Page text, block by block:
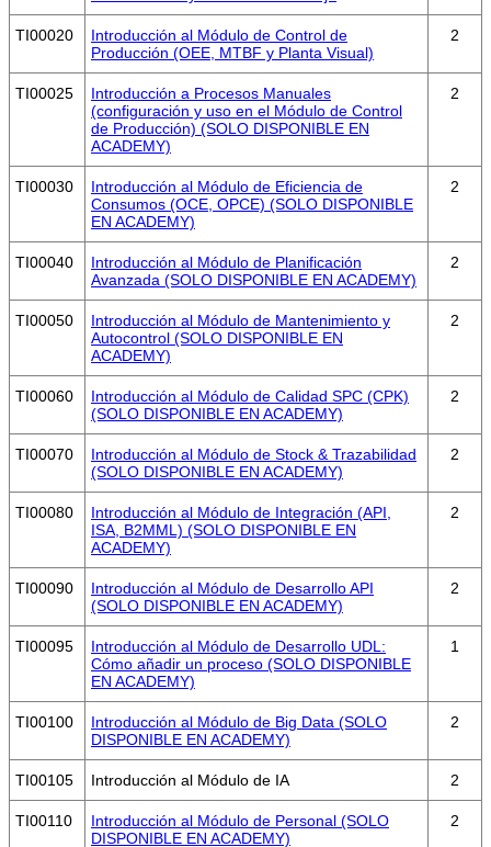
TI00020
Introducción al Módulo de Control de
Producción (OEE, MTBF y Planta Visual)
2
TI00025
Introducción a Procesos Manuales
(configuración y uso en el Módulo de Control
de Producción) (SOLO DISPONIBLE EN
ACADEMY)
2
TI00030
Introducción al Módulo de Eficiencia de
Consumos (OCE, OPCE) (SOLO DISPONIBLE
EN ACADEMY)
2
TI00040
Introducción al Módulo de Planificación
Avanzada (SOLO DISPONIBLE EN ACADEMY)
2
TI00050
Introducción al Módulo de Mantenimiento y
Autocontrol (SOLO DISPONIBLE EN
ACADEMY)
2
TI00060
Introducción al Módulo de Calidad SPC (CPK)
(SOLO DISPONIBLE EN ACADEMY)
2
TI00070
Introducción al Módulo de Stock & Trazabilidad
(SOLO DISPONIBLE EN ACADEMY)
2
TI00080
Introducción al Módulo de Integración (API,
ISA, B2MML) (SOLO DISPONIBLE EN
ACADEMY)
2
TI00090
Introducción al Módulo de Desarrollo API
(SOLO DISPONIBLE EN ACADEMY)
2
TI00095
Introducción al Módulo de Desarrollo UDL:
Cómo añadir un proceso (SOLO DISPONIBLE
EN ACADEMY)
1
TI00100
Introducción al Módulo de Big Data (SOLO
DISPONIBLE EN ACADEMY)
2
TI00105 Introducción al Módulo de IA 2
TI00110
Introducción al Módulo de Personal (SOLO
DISPONIBLE EN ACADEMY)
2